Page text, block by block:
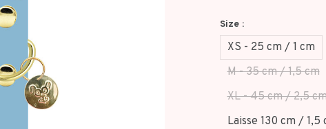
Size :
XS - 25 cm / 1 cm
M - 35 cm / 1,5 cm
XL - 45 cm / 2,5
Laisse 130 cm / 1,5